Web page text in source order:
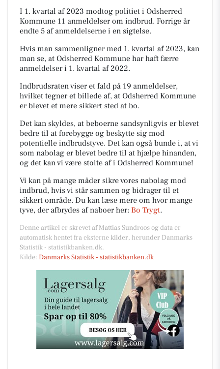
I 1. kvartal af 2023 modtog politiet i Odsherred
Kommune 11 anmeldelser om indbrud. Forrige år
endte 5 af anmeldelserne i en sigtelse.
Hvis man sammenligner med 1. kvartal af 2023, kan
man se, at Odsherred Kommune har haft færre
anmeldelser i 1. kvartal af 2022.
Indbrudsraten viser et fald på 19 anmeldelser,
hvilket tegner et billede af, at Odsherred Kommune
er blevet et mere sikkert sted at bo.
Det kan skyldes, at beboerne sandsynligvis er blevet
bedre til at forebygge og beskytte sig mod
potentielle indbrudstyve. Det kan også bunde i, at vi
som nabolag er blevet bedre til at hjælpe hinanden,
og det kan vi være stolte af i Odsherred Kommune!
Vi kan på mange måder sikre vores nabolag mod
indbrud, hvis vi står sammen og bidrager til et
sikkert område. Du kan læse mere om hvor mange
tyve, der afbrydes af naboer her: Bo Trygt.
Denne artikel er skrevet af Mattias Sundroos og data er
automatisk hentet fra eksterne kilder, herunder Danmarks
Statistik - statistikbanken.dk.
Kilde: Danmarks Statistik - statistikbanken.dk